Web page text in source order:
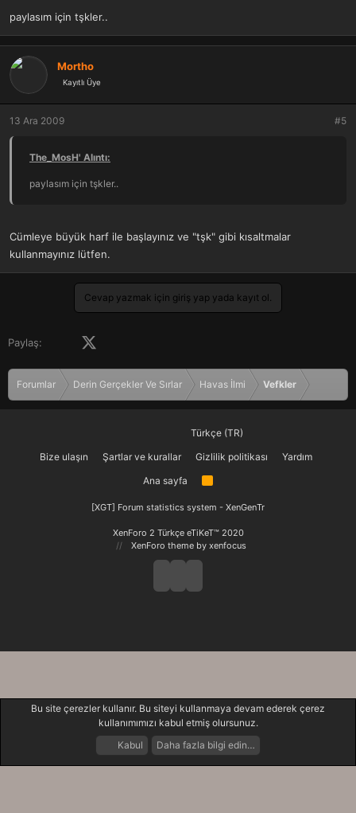
paylasım için tşkler..
Mortho
Kayıtlı Üye
13 Ara 2009 #5
The_MosH' Alıntı:
paylasım için tşkler..
Cümleye büyük harf ile başlayınız ve "tşk" gibi kısaltmalar
kullanmayınız lütfen.
Cevap yazmak için giriş yap yada kayıt ol.
Paylaş: Facebook
Forumlar Derin Gerçekler Ve Sırlar Havas İlmi Vefkler
Türkçe (TR)
Bize ulaşın
Şartlar ve kurallar Gizlilik politikası
Yardım
Ana sayfa
R
[XGT] Forum statistics system - XenGenTr
XenForo 2 Türkçe eTiKeT™ 2020
XenForo theme by xenfocus
Neler Yeni Giriş Yap
Bu site çerezler kullanır. Bu siteyi kullanmaya devam ederek çerez
kullanımımızı kabul etmiş olursunuz.
Kabul
Daha fazla bilgi edin…